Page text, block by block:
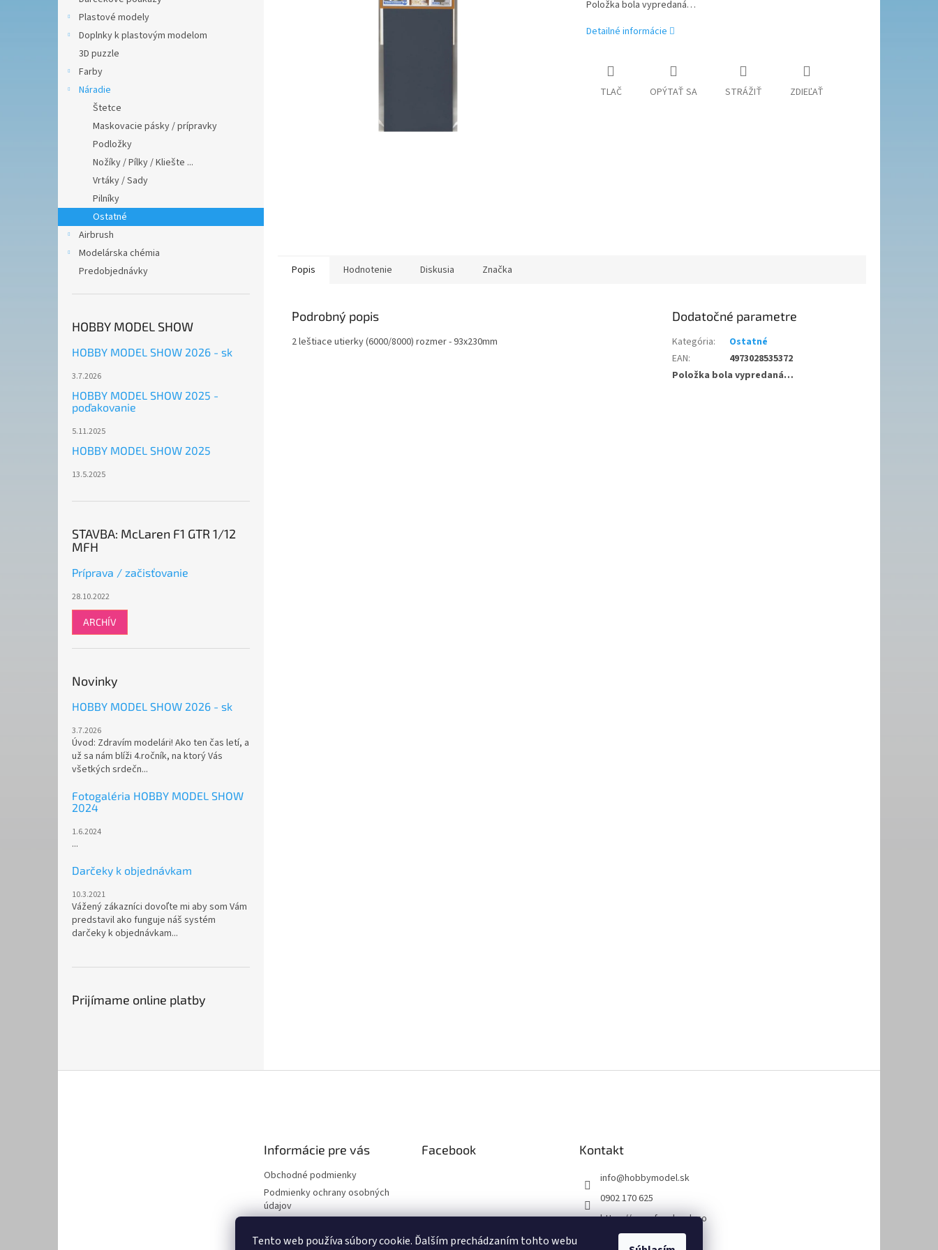
Tento web používa súbory cookie. Ďalším prechádzaním tohto webu
Plastové modely
Doplnky k plastovým modelom
3D puzzle
Farby
Náradie
Štetce
Maskovacie pásky / prípravky
Podložky
Nožíky / Pílky / Kliešte ...
Vrtáky / Sady
Pilníky
Ostatné
Airbrush
Modelárska chémia
Predobjednávky
HOBBY MODEL SHOW
HOBBY MODEL SHOW 2026 - sk
3.7.2026
HOBBY MODEL SHOW 2025 -
poďakovanie
5.11.2025
HOBBY MODEL SHOW 2025
13.5.2025
STAVBA: McLaren F1 GTR 1/12
MFH
Príprava / začisťovanie
28.10.2022
ARCHÍV
Novinky
HOBBY MODEL SHOW 2026 - sk
3.7.2026
Úvod: Zdravím modelári! Ako ten čas letí, a
už sa nám blíži 4.ročník, na ktorý Vás
všetkých srdečn...
Fotogaléria HOBBY MODEL SHOW
2024
1.6.2024
...
Darčeky k objednávkam
10.3.2021
Vážený zákazníci dovoľte mi aby som Vám
predstavil ako funguje náš systém
darčeky k objednávkam...
Prijímame online platby
Položka bola vypredaná…
Detailné informácie
TLAČ OPÝTAŤ SA STRÁŽIŤ ZDIEĽAŤ
Popis Hodnotenie Diskusia Značka
Podrobný popis
2 leštiace utierky (6000/8000) rozmer - 93x230mm
Dodatočné parametre
Kategória:
Ostatné
EAN:
4973028535372
Položka bola vypredaná…
Informácie pre vás
Obchodné podmienky
Podmienky ochrany osobných
údajov
Modelársky krúžok
Facebook Kontakt
info@hobbymodel.sk
0902 170 625
https://www.facebook.co
m/skhobbymodel